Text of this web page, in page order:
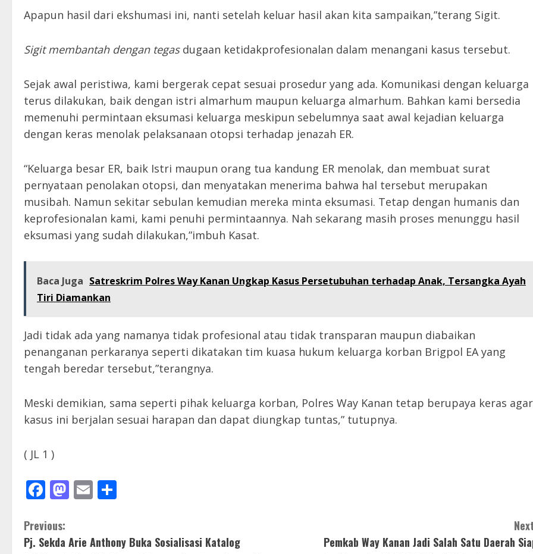
Apapun hasil dari ekshumasi ini, nanti setelah keluar hasil akan kita sampaikan,”terang Sigit.
Sigit membantah dengan tegasdugaan ketidakprofesionalan dalam menangani kasus tersebut.
Sejak awal peristiwa, kami bergerak cepat sesuai prosedur yang ada. Komunikasi dengan keluarga
terus dilakukan, baik dengan istri almarhum maupun keluarga almarhum. Bahkan kami bersedia
memenuhi permintaan eksumasi keluarga meskipun sebelumnya saat awal kejadian keluarga
dengan keras menolak pelaksanaan otopsi terhadap jenazah ER.
“Keluarga besar ER, baik Istri maupun orang tua kandung ER menolak, dan membuat surat
pernyataan penolakan otopsi, dan menyatakan menerima bahwa hal tersebut merupakan
musibah. Namun sekitar sebulan kemudian mereka minta eksumasi. Tetap dengan humanis dan
keprofesionalan kami, kami penuhi permintaannya. Nah sekarang masih proses menunggu hasil
eksumasi yang sudah dilakukan,”imbuh Kasat.
Baca Juga Satreskrim Polres Way Kanan Ungkap Kasus Persetubuhan terhadap Anak, Tersangka Ayah
Tiri Diamankan
Jadi tidak ada yang namanya tidak profesional atau tidak transparan maupun diabaikan
penanganan perkaranya seperti dikatakan tim kuasa hukum keluarga korban Brigpol EA yang
tengah beredar tersebut,”terangnya.
Meski demikian, sama seperti pihak keluarga korban, Polres Way Kanan tetap berupaya keras agar
kasus ini berjalan sesuai harapan dan dapat diungkap tuntas,” tutupnya.
( JL 1 )
Facebook
Mastodon
Email
C
Previous:
Pj. Sekda Arie Anthony Buka Sosialisasi Katalog
Pemkab Way Kanan Jadi Salah Satu Daerah